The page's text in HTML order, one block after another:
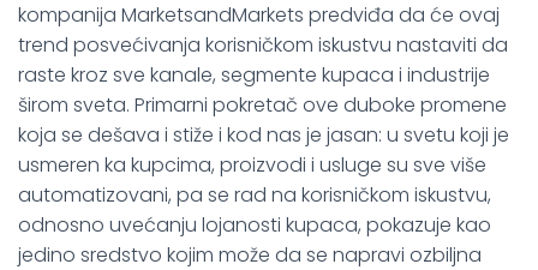
kompanija MarketsandMarkets predviđa da će ovaj
trend posvećivanja korisničkom iskustvu nastaviti da
raste kroz sve kanale, segmente kupaca i industrije
širom sveta. Primarni pokretač ove duboke promene
koja se dešava i stiže i kod nas je jasan: u svetu koji je
usmeren ka kupcima, proizvodi i usluge su sve više
automatizovani, pa se rad na korisničkom iskustvu,
odnosno uvećanju lojanosti kupaca, pokazuje kao
jedino sredstvo kojim može da se napravi ozbiljna